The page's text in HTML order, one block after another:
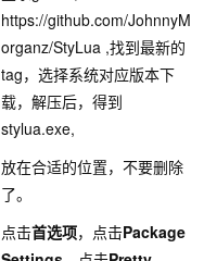
https://github.com/JohnnyM
organz/StyLua ,找到最新的
tag，选择系统对应版本下
载，解压后，得到
stylua.exe,
放在合适的位置，不要删除
了。
点击首选项，点击Package